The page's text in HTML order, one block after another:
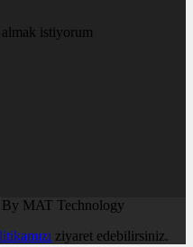
istiyorum
By MAT Technology
ziyaret edebilirsiniz.